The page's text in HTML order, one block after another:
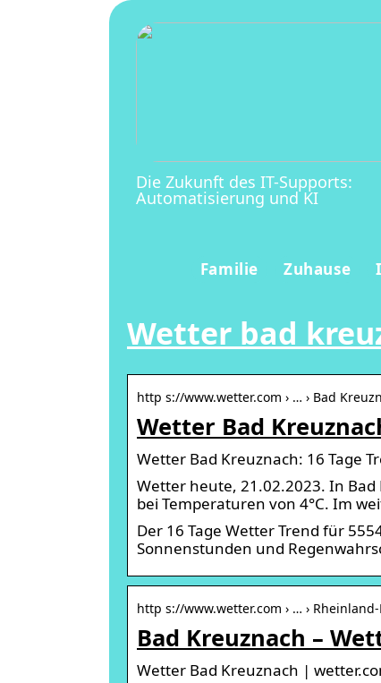
Die Zukunft des IT-Supports:
Automatisierung und KI
Familie Zuhause
Wetter bad
http s://www.wetter.com › … › Bad
Wetter Bad
Wetter Bad Kreuznach: 16 Tage
Wetter heute, 21.02.2023. In
bei Temperaturen von 4°C. Im
Der 16 Tage Wetter Trend für
Sonnenstunden und
http s://www.wetter.com › … › Rheinland-
Bad Kreuznach –
Wetter Bad Kreuznach |